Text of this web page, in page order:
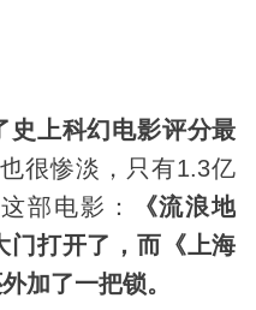
史上科幻电影评分最
很惨淡，只有1.3亿
部电影：
《流浪地
门打开了，而《上海
加了一把锁。